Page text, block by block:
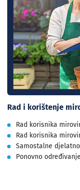
Rad i korištenje
Rad korisnika
Rad korisnika
Samostalne
Ponovno